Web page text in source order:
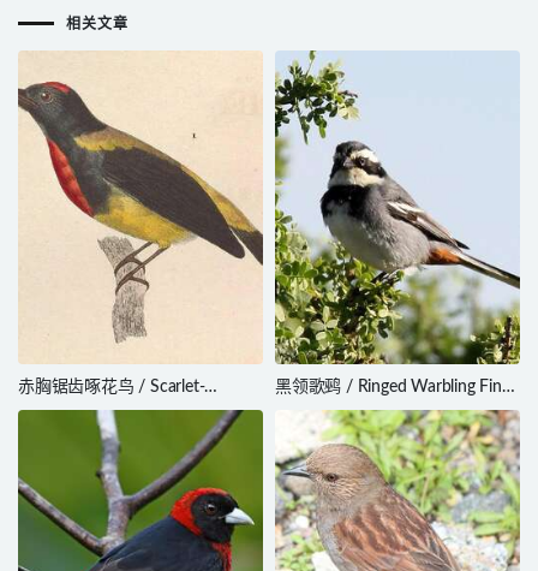
相关文章
赤胸锯齿啄花鸟 / Scarlet-
breasted Flowerpecker /
Prionochilus thoracicus
黑领歌鹀 / Ringed Warbling Finch
/ Microspingus torquatus